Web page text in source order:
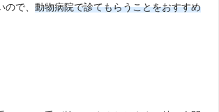
で、 動物病院で診てもらうことをおすすめ